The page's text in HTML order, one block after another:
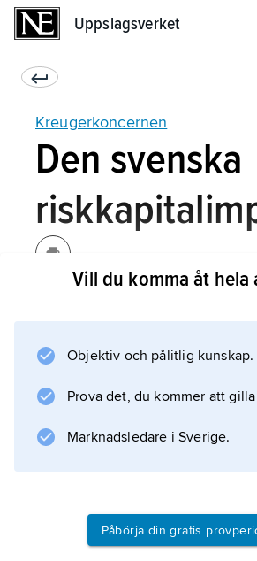
Uppslagsverket
Kreugerkoncernen
Den svenska
aktiemarknaden, och de
aktiekurserna gjorde att
kunde köpas billigt via börsen. I
med amerikanskt kapital
Vill du komma åt hela
Objektiv och pålitlig kunskap.
Prova det, du kommer att
Marknadsledare i Sverige.
Påbörja din gratis